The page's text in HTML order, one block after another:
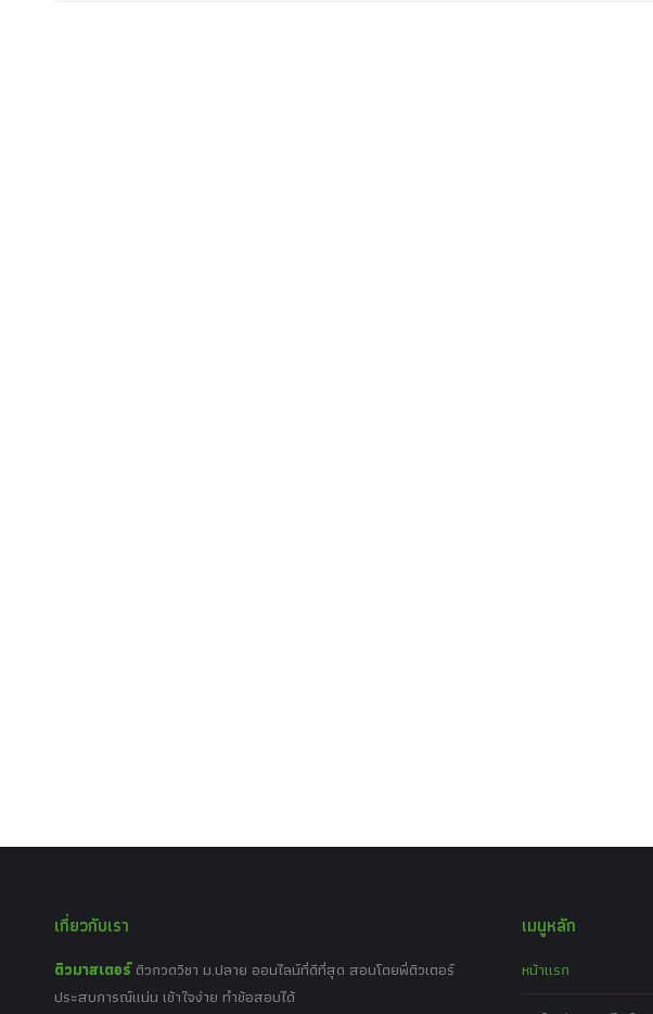
เกี่ยวกับเรา
ติวมาสเตอร์ ติวกวดวิชา ม.ปลาย ออนไลน์ที่ดีที่สุด สอนโดยพี่ติวเตอร์
ประสบการณ์แน่น เข้าใจง่าย ทำข้อสอบได้
เมนูหลัก
หน้าแรก